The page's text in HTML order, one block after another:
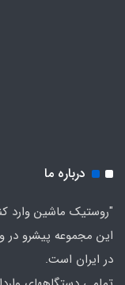
درباره ما
"روستیک ماشین وارد
این مجموعه پیشرو در
در ایران است.